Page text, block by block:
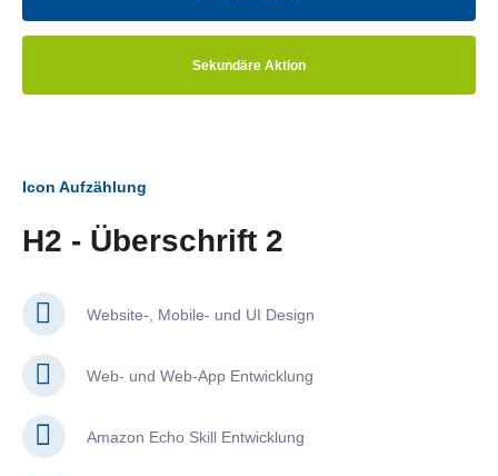
Sekundäre Aktion
Icon Aufzählung
H2 - Überschrift 2
Website-, Mobile- und UI Design
Web- und Web-App Entwicklung
Amazon Echo Skill Entwicklung